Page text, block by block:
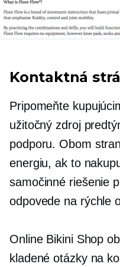
Kontaktná
Pripomeňte
užitočný zdroj
podporu. Obom
energiu, ak to
samočinné riešenie
odpovede na rýchle
Online Bikini Shop
kladené otázky na